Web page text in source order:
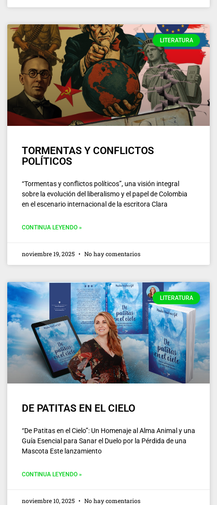
LITERATURA
TORMENTAS Y CONFLICTOS
POLÍTICOS
“Tormentas y conflictos políticos”, una visión integral
sobre la evolución del liberalismo y el papel de Colombia
en el escenario internacional de la escritora Clara
CONTINUA LEYENDO »
noviembre 19, 2025 No hay comentarios
LITERATURA
DE PATITAS EN EL CIELO
“De Patitas en el Cielo”: Un Homenaje al Alma Animal y una
Guía Esencial para Sanar el Duelo por la Pérdida de una
Mascota Este lanzamiento
CONTINUA LEYENDO »
noviembre 10, 2025 No hay comentarios